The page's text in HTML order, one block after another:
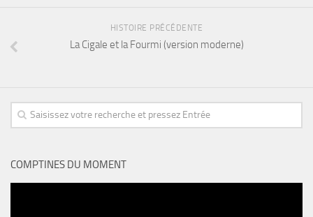
HISTOIRE PRÉCÉDENTE
La Cigale et la Fourmi (version moderne)
COMPTINES DU MOMENT